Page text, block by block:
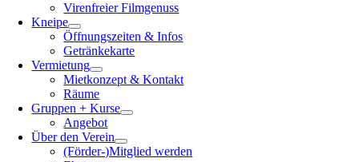
Virenfreier Filmgenuss
Kneipe
Öffnungszeiten & Infos
Getränkekarte
Vermietung
Mietkonzept & Kontakt
Räume
Gruppen + Kurse
Angebot
Über den Verein
(Förder-)Mitglied werden